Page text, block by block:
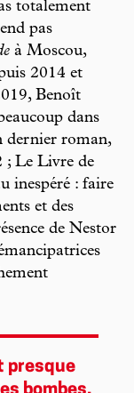
totalement
pas
à Moscou,
2014 et
Benoît
dans
dernier roman,
; Le Livre de
inespéré : faire
et des
de Nestor
presque